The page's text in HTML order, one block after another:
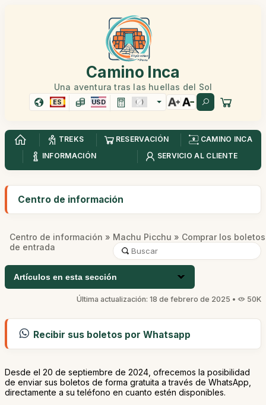
Camino Inca
Una aventura tras las huellas del Sol
ES USD
TREKS RESERVACIÓN
CAMINO INCA
INFORMACIÓN
SERVICIO AL CLIENTE
Centro de información
Centro de información » Machu Picchu » Comprar los boletos
de entrada
Artículos en esta sección
Última actualización: 18 de febrero de 2025 • 50K
Recibir sus boletos por Whatsapp
Desde el 20 de septiembre de 2024, ofrecemos la posibilidad
de enviar sus boletos de forma gratuita a través de WhatsApp,
directamente a su teléfono en cuanto estén disponibles.